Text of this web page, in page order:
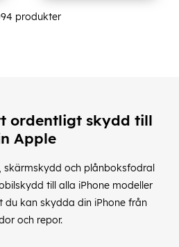
produkter
ordentligt skydd till
Apple
skärmskydd och plånboksfodral
till alla iPhone modeller
du kan skydda din iPhone från
och repor.